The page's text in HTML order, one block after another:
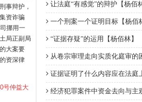
事辩护，
资诈骗
挪用一
局正副局
大案要
资深律
号仲益大
让法庭“有感觉”的辩护【杨佰
一个刑案一个证明目标【杨佰
“证据存疑”的运用【杨佰林】
从卷宗审理走向实质化庭审的
证据证明了什么内容应在法庭
经济犯罪案件中资金去向与主